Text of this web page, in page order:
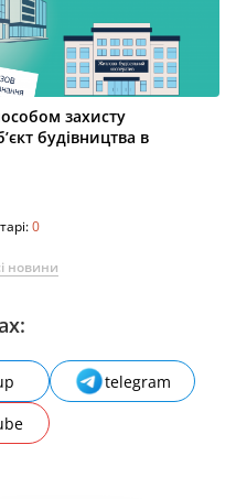
захисту
будівництва в
0
новини
telegram